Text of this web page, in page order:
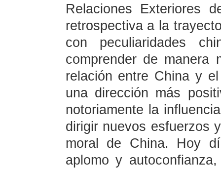
Relaciones Exteriores
retrospectiva a la
con peculiaridades
comprender de manera
relación entre China y
una dirección más
notoriamente la
dirigir nuevos esfuerzos
moral de China. Hoy
aplomo y